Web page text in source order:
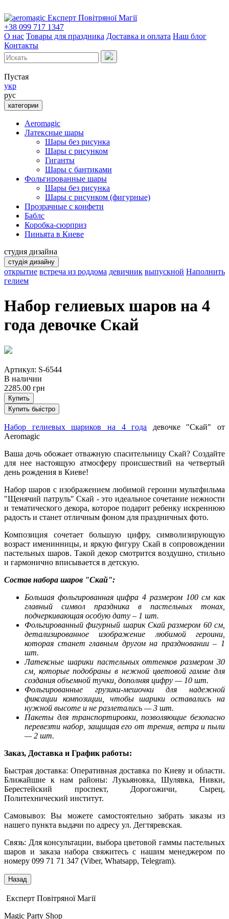
Експерт Повітряної Магії
+38 099 717 1347
О нас Товары для праздника Доставка и оплата Наш блог
Контакты
Пустая
укр
рус
категории
Aeromagic
Латексные шары
Шары без рисунка
Шары с рисунком
Гиганты
Шары с бантиками
Фольгированные шары
Шары без рисунка
Шары с рисунком (фигурные)
Прозрачные с конфети
Баблс
Коробка-сюрприз
Пиньята в Киеве
студия дизайна
студія дизайну
открытие встреча из роддома девичник выпускной Наполнить
гелием
Набор гелиевых шаров на 4
года девочке Скай
Артикул: S-6544
В наличии
2285.00 грн
Купить
Купить быістро
Набор гелиевых шариков на 4 года девочке "Скай" от
Aeromagic
Ваша дочь обожает отважную спасительницу Скай? Создайте
для нее настоящую атмосферу происшествий на четвертый
день рождения в Киеве!
Набор шаров с изображением любимой героини мультфильма
"Щенячий патруль" Скай - это идеальное сочетание нежности
и тематического декора, которое подарит ребенку искреннюю
радость и станет отличным фоном для праздничных фото.
Композиция сочетает большую цифру, символизирующую
возраст именинницы, и яркую фигуру Скай в сопровождении
пастельных шаров. Такой декор смотрится воздушно, стильно
и гармонично вписывается в детскую.
Состав набора шаров "Скай":
Большая фольгированная цифра 4 размером 100 см как
главный символ праздника в пастельных тонах,
подчеркивающая особую дату – 1 шт.
Фольгированный фигурный шарик Скай размером 60 см,
детализированное изображение любимой героини,
которая станет главным другом на праздновании – 1
шт.
Латексные шарики пастельных оттенков размером 30
см, которые подобраны в нежной цветовой гамме для
создания объемной тучки, дополняя цифру — 10 шт.
Фольгированные грузики-мешочки для надежной
фиксации композиции, чтобы шарики оставались на
нужной высоте и не разлетались — 3 шт.
Пакеты для транспортировки, позволяющие безопасно
перевезти набор, защищая его от трения, ветра и пыли
— 2 шт.
Заказ, Доставка и График работы:
Быстрая доставка: Оперативная доставка по Киеву и области.
Ближайшие к нам районы: Лукьяновка, Шулявка, Нивки,
Берестейский проспект, Дорогожичи, Сырец,
Политехнический институт.
Самовывоз: Вы можете самостоятельно забрать заказы из
нашего пункта выдачи по адресу ул. Дегтяревская.
Связь: Для консультации, выбора цветовой гаммы пастельных
шаров и заказа набора свяжитесь с нашим менеджером по
номеру 099 71 71 347 (Viber, Whatsapp, Telegram).
Експерт Повітряної Магії
Magic Party Shop